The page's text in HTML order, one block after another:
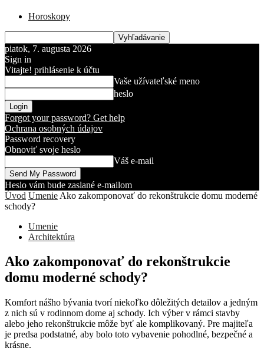
Horoskopy
piatok, 7. augusta 2026
Sign in
Vitajte! prihlásenie k účtu
Vaše užívateľské meno
heslo
Forgot your password? Get help
Ochrana osobných údajov
Password recovery
Obnoviť svoje heslo
Váš e-mail
Heslo vám bude zaslané e-mailom
Úvod Umenie Ako zakomponovať do rekonštrukcie domu moderné
schody?
Umenie
Architektúra
Ako zakomponovať do rekonštrukcie
domu moderné schody?
Komfort nášho bývania tvorí niekoľko dôležitých detailov a jedným
z nich sú v rodinnom dome aj schody. Ich výber v rámci stavby
alebo jeho rekonštrukcie môže byť ale komplikovaný. Pre majiteľa
je predsa podstatné, aby bolo toto vybavenie pohodlné, bezpečné a
krásne.